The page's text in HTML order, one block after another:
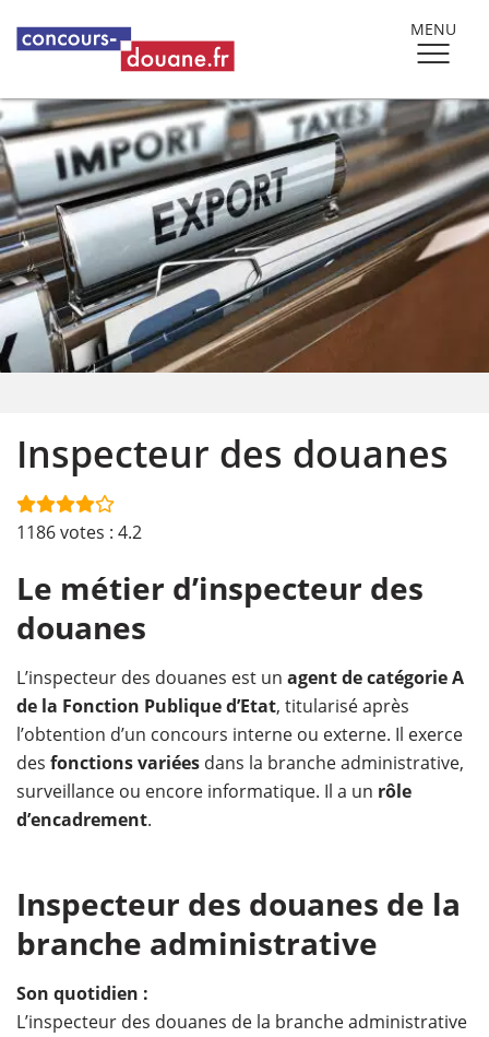
MENU
Inspecteur des douanes
1186votes : 4.2
Le métier d’inspecteur des
douanes
L’inspecteur des douanes est un agent de catégorie A
de la Fonction Publique d’Etat, titularisé après
l’obtention d’un concours interne ou externe. Il exerce
des fonctions variées dans la branche administrative,
surveillance ou encore informatique. Il a un rôle
d’encadrement.
Inspecteur des douanes de la
branche administrative
Son quotidien :
L’inspecteur des douanes de la branche administrative